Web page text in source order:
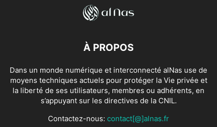
À PROPOS
Dans un monde numérique et interconnecté alNas use de
moyens techniques actuels pour protéger la Vie privée et
la liberté de ses utilisateurs, membres ou adhérents, en
s’appuyant sur les directives de la CNIL.
Contactez-nous: contact[@]alnas.fr